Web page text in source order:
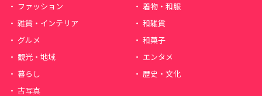
ファッション
着物・和服
雑貨・インテリア
和雑貨
グルメ
和菓子
観光・地域
エンタメ
暮らし
歴史・文化
古写真